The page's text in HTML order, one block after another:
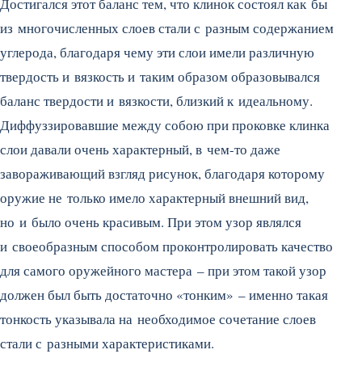
из многочисленных слоев стали с разным содержанием
углерода, благодаря чему эти слои имели различную
твердость и вязкость и таким образом образовывался
баланс твердости и вязкости, близкий к идеальному.
Диффуззировавшие между собою при проковке клинка
слои давали очень характерный, в чем-то даже
завораживающий взгляд рисунок, благодаря которому
оружие не только имело характерный внешний вид,
но и было очень красивым. При этом узор являлся
и своеобразным способом проконтролировать качество
для самого оружейного мастера – при этом такой узор
должен был быть достаточно «тонким» – именно такая
тонкость указывала на необходимое сочетание слоев
стали с разными характеристиками.